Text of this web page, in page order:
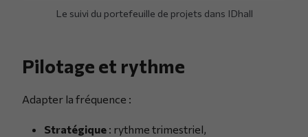
Le suivi du portefeuille de projets dans IDhall
Pilotage et rythme
Adapter la fréquence :
Stratégique : rythme trimestriel,